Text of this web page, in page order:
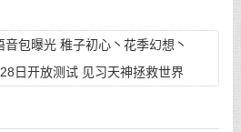
音包曝光 稚子初心丶花季幻想丶
日开放测试 见习天神拯救世界